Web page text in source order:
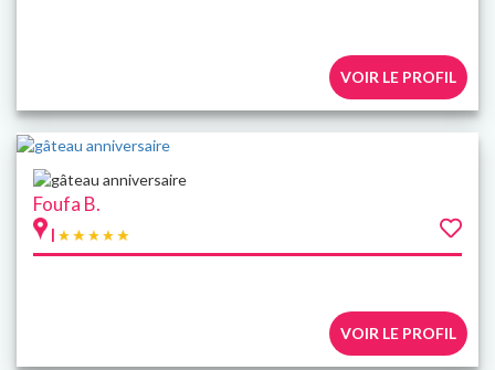
VOIR LE PROFIL
Foufa B.
|
VOIR LE PROFIL